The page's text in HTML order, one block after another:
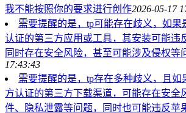
我不能按照你的要求进行创作2026-05-17
需要提醒的是，tp可能存在歧义，如果
认证的第三方应用或工具，其安装可能违
同时存在安全风险，甚至可能涉及侵权等
17:43:43
需要提醒的是，tp存在多种歧义，且如
方认证的第三方下载渠道，可能存在安全
件、隐私泄露等问题，同时也可能违反苹